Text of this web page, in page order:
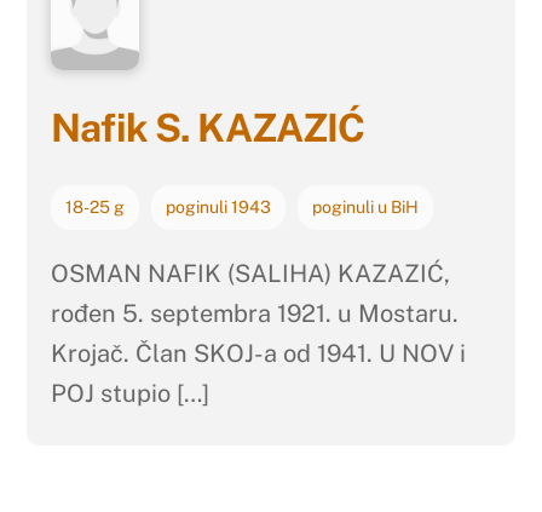
Nafik S. KAZAZIĆ
18-25 g poginuli 1943 poginuli u BiH
OSMAN NAFIK (SALIHA) KAZAZIĆ,
rođen 5. septembra 1921. u Mostaru.
Krojač. Član SKOJ-a od 1941. U NOV i
POJ stupio […]